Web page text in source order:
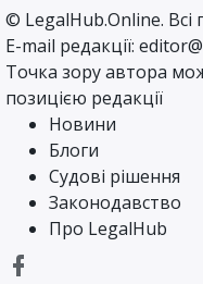
© LegalHub.Online.
E-mail редакції:
Точка зору автора
позицією редакції
Новини
Блоги
Судові рішення
Законодавство
Про LegalHub